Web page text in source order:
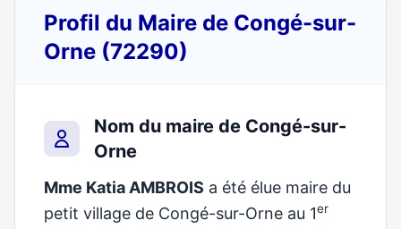
Profil du Maire de Congé-sur-
Orne (72290)
Nom du maire de Congé-sur-
Orne
Mme Katia AMBROIS a été élue maire du
petit village de Congé-sur-Orne au 1er